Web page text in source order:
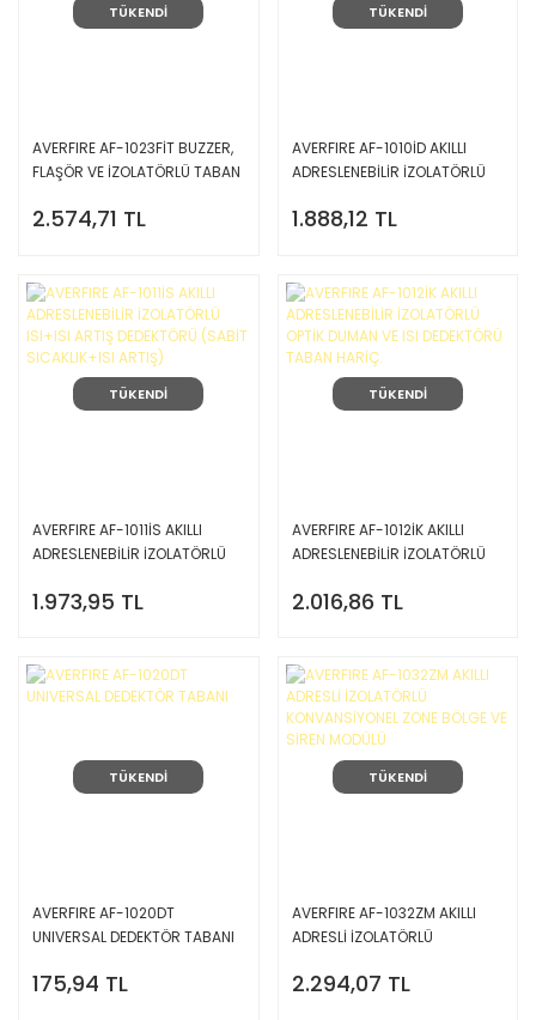
TÜKENDİ
AVERFIRE AF-1023FİT BUZZER,
FLAŞÖR VE İZOLATÖRLÜ TABAN
2.574,71 TL
TÜKENDİ
AVERFIRE AF-1010İD AKILLI
ADRESLENEBİLİR İZOLATÖRLÜ
1.888,12 TL
TÜKENDİ
AVERFIRE AF-1011İS AKILLI
ADRESLENEBİLİR İZOLATÖRLÜ
(SABİT SICAKLIK+ISI ARTIŞ)
1.973,95 TL
TÜKENDİ
AVERFIRE AF-1012İK AKILLI
ADRESLENEBİLİR İZOLATÖRLÜ
DEDEKTÖRÜ TABAN HARİÇ.
2.016,86 TL
TÜKENDİ
AVERFIRE AF-1020DT
UNIVERSAL DEDEKTÖR TABANI
175,94 TL
TÜKENDİ
AVERFIRE AF-1032ZM AKILLI
ADRESLİ İZOLATÖRLÜ
VE SİREN MODÜLÜ
2.294,07 TL